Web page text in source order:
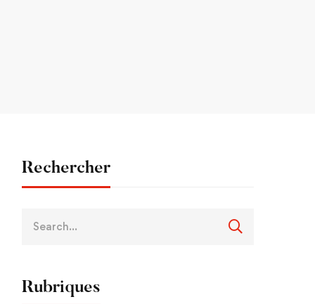
Rechercher
Rubriques